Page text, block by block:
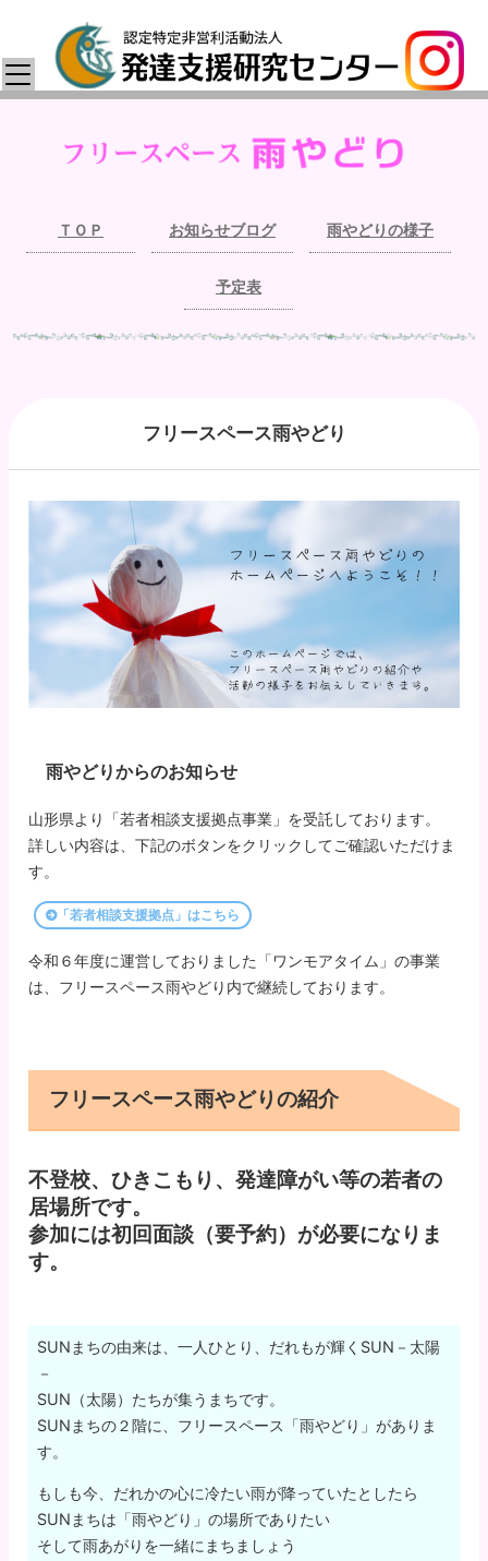
ＴＯＰ お知らせブログ 雨やどりの様子
予定表
フリースペース雨やどり
雨やどりからのお知らせ
山形県より「若者相談支援拠点事業」を受託しております。
詳しい内容は、下記のボタンをクリックしてご確認いただけま
す。
「若者相談支援拠点」はこちら
令和６年度に運営しておりました「ワンモアタイム」の事業
は、フリースペース雨やどり内で継続しております。
フリースペース雨やどりの紹介
不登校、ひきこもり、発達障がい等の若者の
居場所です。
参加には初回面談（要予約）が必要になりま
す。
SUNまちの由来は、一人ひとり、だれもが輝くSUN－太陽
－
SUN（太陽）たちが集うまちです。
SUNまちの２階に、フリースペース「雨やどり」がありま
す。
もしも今、だれかの心に冷たい雨が降っていたとしたら
SUNまちは「雨やどり」の場所でありたい
そして雨あがりを一緒にまちましょう